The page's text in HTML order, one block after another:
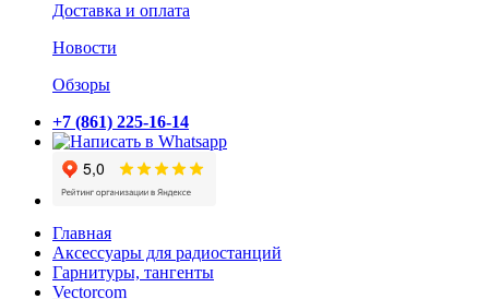
Доставка и оплата
Новости
Обзоры
+7 (861) 225-16-14
Главная
Аксессуары для радиостанций
Гарнитуры, тангенты
Vectorcom